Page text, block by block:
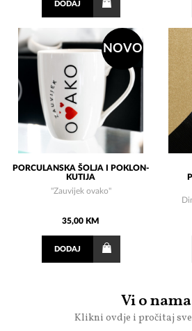
DODAJ
NOVO
PORCULANSKA ŠOLJA I POKLON-
KUTIJA
"Zauvijek ovako"
35,00 KM
DODAJ
Vi o nama
Klikni ovdje i pročitaj